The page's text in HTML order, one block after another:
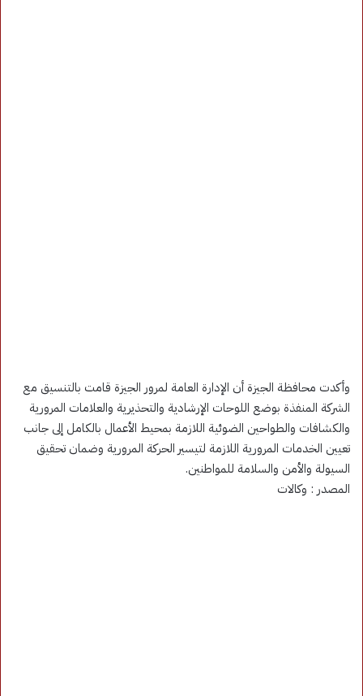
وأكدت محافظة الجيزة أن الإدارة العامة لمرور الجيزة قامت بالتنسيق مع
الشركة المنفذة بوضع اللوحات الإرشادية والتحذيرية والعلامات المرورية
والكشافات والطواحين الضوئية اللازمة بمحيط الأعمال بالكامل إلى جانب
تعيين الخدمات المرورية اللازمة لتيسير الحركة المرورية وضمان تحقيق
السيولة والأمن والسلامة للمواطنين.
المصدر : وكالات